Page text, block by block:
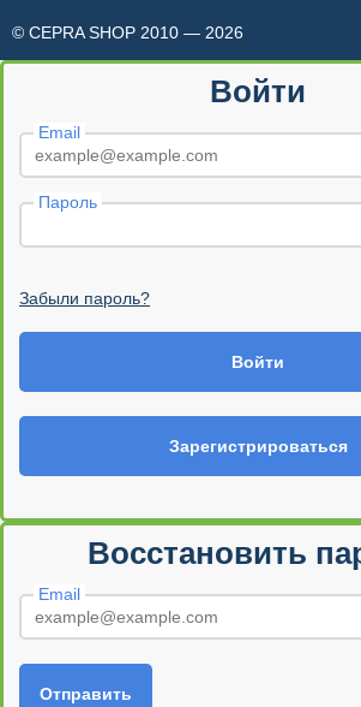
© CEPRA SHOP 2010 — 2026
Войти
Email
Пароль
Забыли пароль?
Войти
Зарегистрироваться
Восстановить
Email
Отправить